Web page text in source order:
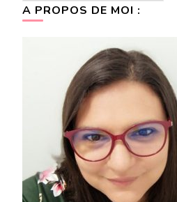
A PROPOS DE MOI :